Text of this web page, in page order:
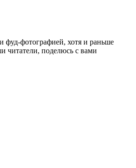
фуд-фотографией, хотя и раньше
читатели, поделюсь с вами